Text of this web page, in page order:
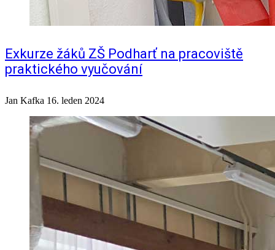
Exkurze žáků ZŠ Podharť na pracoviště
praktického vyučování
Jan Kafka 16. leden 2024